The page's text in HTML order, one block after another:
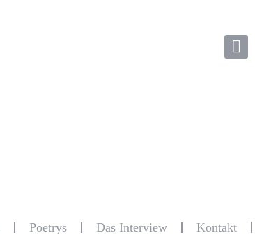
Poetrys Das Interview Kontakt